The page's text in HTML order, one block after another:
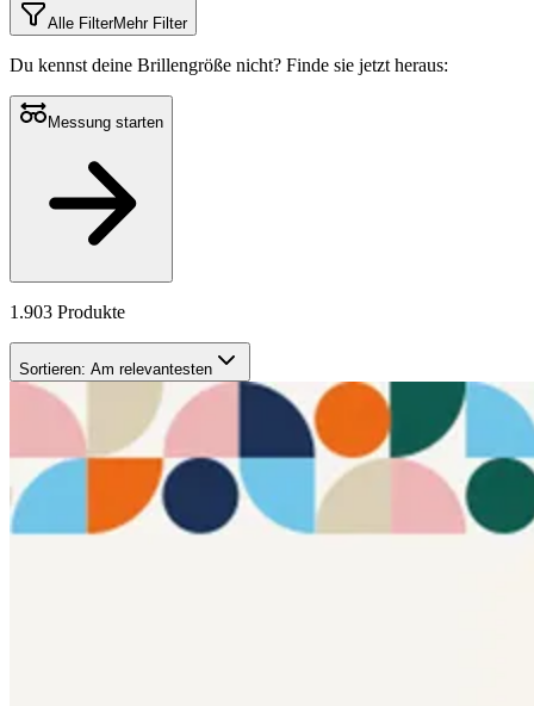
Alle FilterMehr Filter
Du kennst deine Brillengröße nicht? Finde sie jetzt heraus:
Messung starten
1.903 Produkte
Sortieren: Am relevantesten